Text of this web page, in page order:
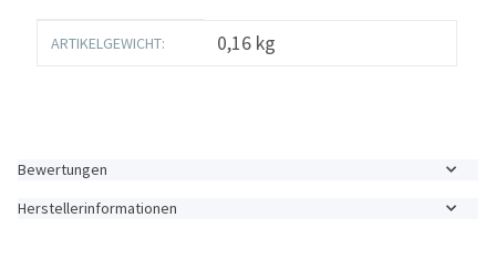
Produkteigenschaft
Wert
ARTIKELGEWICHT: 0,16 kg
Bewertungen
Herstellerinformationen